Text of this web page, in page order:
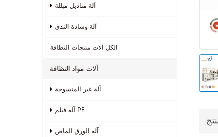
آلة مناديل مبللة
آلة وسادة الثدي
الكل آلات منتجات النظافة
آلات مواد النظافة
آلة غير المنسوجة
آلة فيلم PE
آلة الورق الماص